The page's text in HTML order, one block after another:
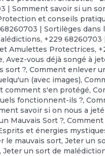
| Somment savoir si un
et conseils
| Sortilèges dans
, +229 68260703
Amulettes Protectrices,
,Avez-vous déjà songé à
sort ?,Comment enlever
(avec images),
comment s'en protégé,
fonctionnent-ils ?,
savoir si on nous a
Mauvais Sort ?,
et énergies
le mauvais sort,Jeter un
,Jeter un sort de